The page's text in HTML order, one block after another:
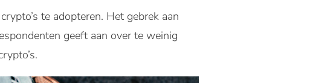
te adopteren. Het gebrek aan
geeft aan over te weinig